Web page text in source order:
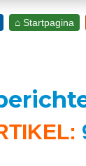
⌂ Startpagina